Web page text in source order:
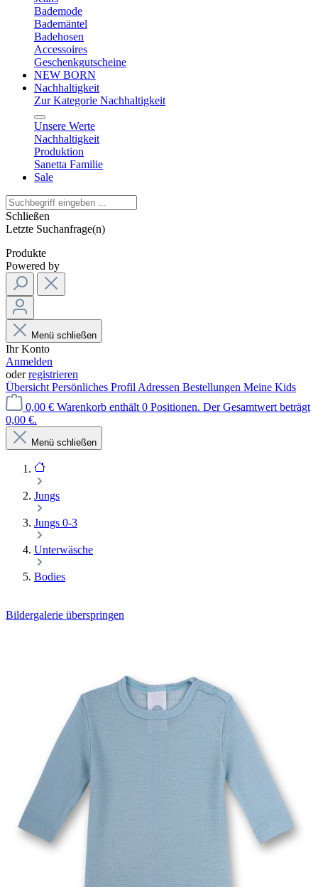
Bademode
Bademäntel
Badehosen
Accessoires
Geschenkgutscheine
NEW BORN
Nachhaltigkeit
Zur Kategorie Nachhaltigkeit
Unsere Werte
Nachhaltigkeit
Produktion
Sanetta Familie
Sale
Schließen
Letzte Suchanfrage(n)
Produkte
Powered by
Menü schließen
Ihr Konto
Anmelden
oderregistrieren
Übersicht Persönliches Profil Adressen Bestellungen Meine Kids
0,00 € Warenkorb enthält 0 Positionen. Der Gesamtwert beträgt
0,00 €.
Menü schließen
Jungs
Jungs 0-3
Unterwäsche
Bodies
Bildergalerie überspringen